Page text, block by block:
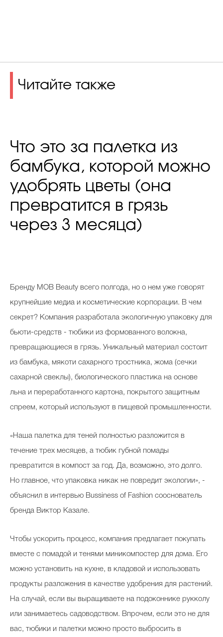
Читайте также
Что это за палетка из
бамбука, которой можно
удобрять цветы (она
превратится в грязь
через 3 месяца)
Бренду MOB Beauty всего полгода, но о нем уже говорят
крупнейшие медиа и косметические корпорации. В чем
секрет? Компания разработала экологичную упаковку для
бьюти-средств - тюбики из формованного волокна,
превращающиеся в грязь. Уникальный материал состоит
из бамбука, мякоти сахарного тростника, жома (сечки
сахарной свеклы), биологического пластика на основе
льна и переработанного картона, покрытого защитным
спреем, который используют в пищевой промышленности.
«Наша палетка для теней полностью разложится в
течение трех месяцев, а тюбик губной помады
превратится в компост за год. Да, возможно, это долго.
Но главное, что упаковка никак не повредит экологии», -
объяснил в интервью Bussiness of Fashion сооснователь
бренда Виктор Казале.
Чтобы ускорить процесс, компания предлагает покупать
вместе с помадой и тенями миникомпостер для дома. Его
можно установить на кухне, в кладовой и использовать
продукты разложения в качестве удобрения для растений.
На случай, если вы выращиваете на подоконнике рукколу
или занимаетесь садоводством. Впрочем, если это не для
вас, тюбики и палетки можно просто выбросить в